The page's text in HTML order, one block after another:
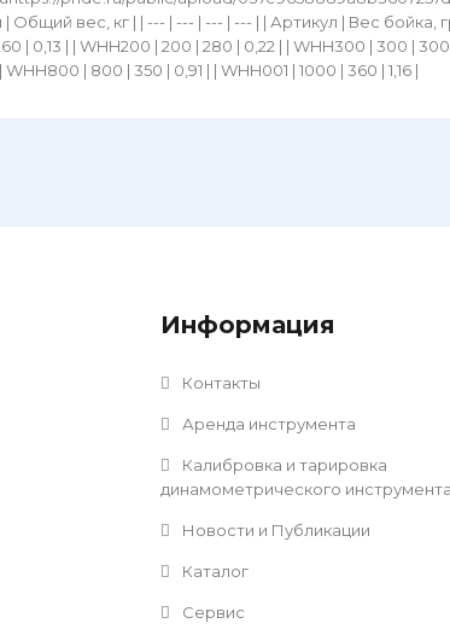
| Общий вес, кг | | --- | --- | --- | --- | | Артикул | Вес бойка,
| 0,13 | | WHH200 | 200 | 280 | 0,22 | | WHH300 | 300 |
WHH800 | 800 | 350 | 0,91 | | WHH001 | 1000 | 360 | 1,16 |
Информация
Контакты
Аренда инструмента
Калибровка и тарировка
динамометрического инструмента
Новости и Публикации
Каталог
Сервис